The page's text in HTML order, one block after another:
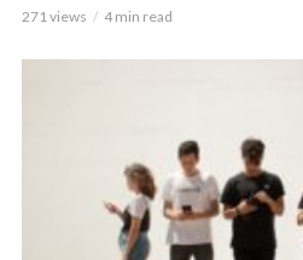
271 views 4 min read